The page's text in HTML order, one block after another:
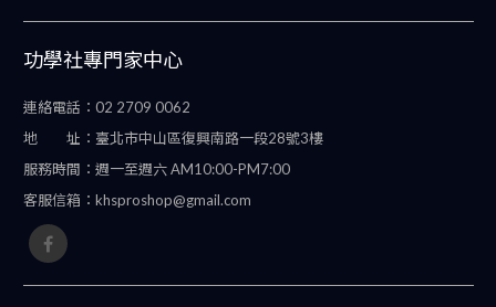
功學社專門家中心
連絡電話： 02 2709 0062
地 址： 臺北市中山區復興南路一段28號3樓
服務時間： 週一至週六 AM10:00-PM7:00
客服信箱： khsproshop@gmail.com